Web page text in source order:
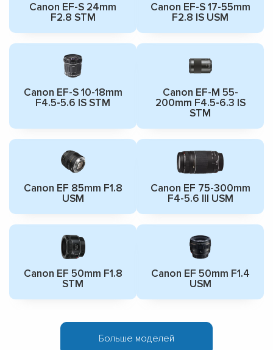
Canon EF-S 24mm
F2.8 STM
Canon EF-S 17-55mm
F2.8 IS USM
Canon EF-S 10-18mm
F4.5-5.6 IS STM
Canon EF-M 55-
200mm F4.5-6.3 IS
STM
Canon EF 85mm F1.8
USM
Canon EF 75-300mm
F4-5.6 III USM
Canon EF 50mm F1.8
STM
Canon EF 50mm F1.4
USM
Больше моделей